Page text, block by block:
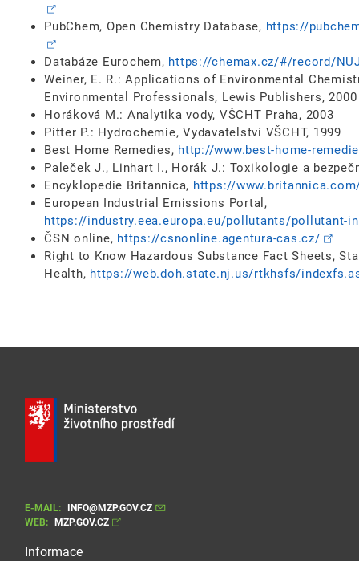
PubChem, Open Chemistry Database, https://
Databáze Eurochem, https://chemax.cz/#/record/
Weiner, E. R.: Applications of Environmental
Environmental Professionals, Lewis Publishers, 2000
Horáková M.: Analytika vody, VŠCHT Praha, 2003
Pitter P.: Hydrochemie, Vydavatelství VŠCHT, 1999
Best Home Remedies, http://www.best-home-
Paleček J., Linhart I., Horák J.: Toxikologie a
Encyklopedie Britannica, https://
European Industrial Emissions Portal,
https://industry.eea.europa.eu/pollutants/pollutant-
ČSN online, https://csnonline.agentura-cas.cz/
Right to Know Hazardous Substance Fact Sheets,
Health, https://web.doh.state.nj.us/rtkhsfs/
E-MAIL:
INFO@MZP.GOV.CZ
WEB:
MZP.GOV.CZ
Informace